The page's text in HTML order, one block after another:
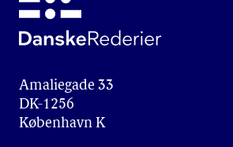
Amaliegade 33
DK-1256
København K